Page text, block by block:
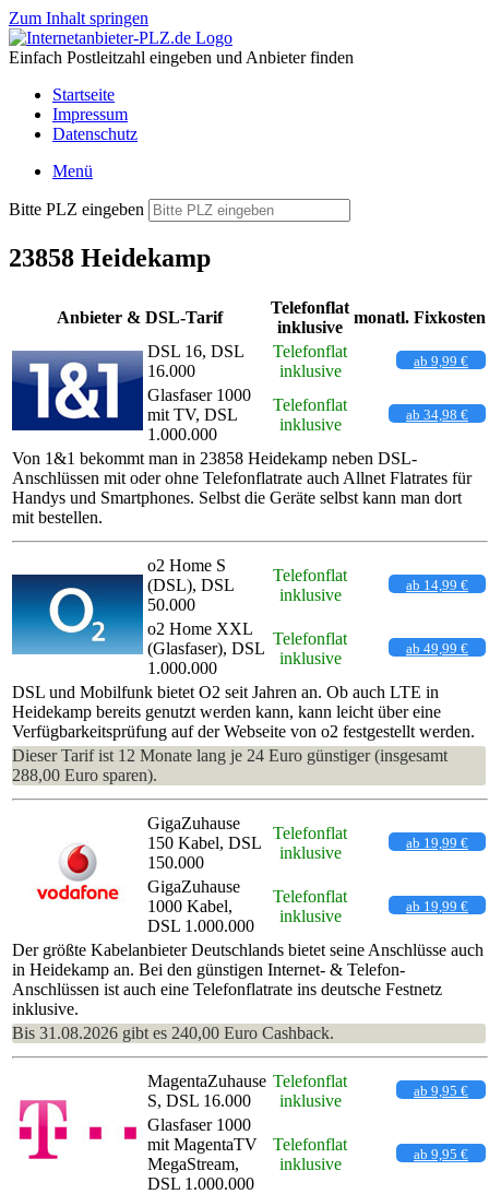
Zum Inhalt springen
Einfach Postleitzahl eingeben und Anbieter finden
Startseite
Impressum
Datenschutz
Menü
Bitte PLZ eingeben
23858 Heidekamp
Anbieter & DSL-Tarif
Telefonflat
inklusive
monatl. Fixkosten
DSL 16, DSL
16.000
Telefonflat
inklusive
ab 9,99 €
Glasfaser 1000
mit TV, DSL
1.000.000
Telefonflat
inklusive
ab 34,98 €
Von 1&1 bekommt man in 23858 Heidekamp neben DSL-
Anschlüssen mit oder ohne Telefonflatrate auch Allnet Flatrates für
Handys und Smartphones. Selbst die Geräte selbst kann man dort
mit bestellen.
o2 Home S
(DSL), DSL
50.000
Telefonflat
inklusive
ab 14,99 €
o2 Home XXL
(Glasfaser), DSL
1.000.000
Telefonflat
inklusive
ab 49,99 €
DSL und Mobilfunk bietet O2 seit Jahren an. Ob auch LTE in
Heidekamp bereits genutzt werden kann, kann leicht über eine
Verfügbarkeitsprüfung auf der Webseite von o2 festgestellt werden.
Dieser Tarif ist 12 Monate lang je 24 Euro günstiger (insgesamt
288,00 Euro sparen).
GigaZuhause
150 Kabel, DSL
150.000
Telefonflat
inklusive
ab 19,99 €
GigaZuhause
1000 Kabel,
DSL 1.000.000
Telefonflat
inklusive
ab 19,99 €
Der größte Kabelanbieter Deutschlands bietet seine Anschlüsse auch
in Heidekamp an. Bei den günstigen Internet- & Telefon-
Anschlüssen ist auch eine Telefonflatrate ins deutsche Festnetz
inklusive.
Bis 31.08.2026 gibt es 240,00 Euro Cashback.
MagentaZuhause
S, DSL 16.000
Telefonflat
inklusive
ab 9,95 €
Glasfaser 1000
mit MagentaTV
MegaStream,
DSL 1.000.000
Telefonflat
inklusive
ab 9,95 €